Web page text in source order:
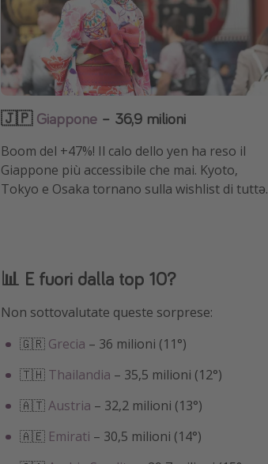
🇯🇵 Giappone – 36,9 milioni
Boom del +47%! Il calo dello yen ha reso il
Giappone più accessibile che mai. Kyoto,
Tokyo e Osaka tornano sulla wishlist di tuttə.
📊 E fuori dalla top 10?
Non sottovalutate queste sorprese:
🇬🇷 Grecia – 36 milioni (11°)
🇹🇭 Thailandia – 35,5 milioni (12°)
🇦🇹Austria – 32,2 milioni (13°)
🇦🇪 Emirati – 30,5 milioni (14°)